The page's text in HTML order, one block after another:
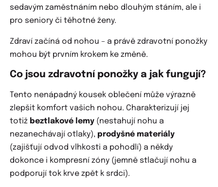
sedavým zaměstnáním nebo dlouhým stáním, ale i
pro seniory či těhotné ženy.
Zdraví začíná od nohou – a právě zdravotní ponožky
mohou být prvním krokem ke změně.
Co jsou zdravotní ponožky a jak fungují?
Tento nenápadný kousek oblečení může výrazně
zlepšit komfort vašich nohou. Charakterizují jej
totiž beztlakové lemy (nestahují nohu a
nezanechávají otlaky), prodyšné materiály
(zajišťují odvod vlhkosti a pohodlí) a někdy
dokonce i kompresní zóny (jemně stlačují nohu a
podporují tok krve zpět k srdci).